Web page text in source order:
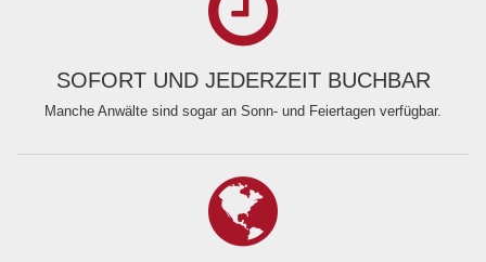
SOFORT UND JEDERZEIT BUCHBAR
Manche Anwälte sind sogar an Sonn- und Feiertagen verfügbar.